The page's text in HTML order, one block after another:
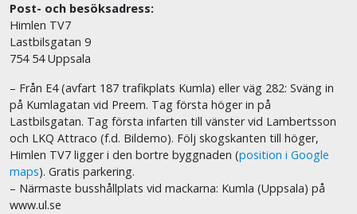
Post- och besöksadress:
Himlen TV7
Lastbilsgatan 9
754 54 Uppsala
– Från E4 (avfart 187 trafikplats Kumla) eller väg 282: Sväng in
på Kumlagatan vid Preem. Tag första höger in på
Lastbilsgatan. Tag första infarten till vänster vid Lambertsson
och LKQ Attraco (f.d. Bildemo). Följ skogskanten till höger,
Himlen TV7 ligger i den bortre byggnaden (position i Google
maps). Gratis parkering.
– Närmaste busshållplats vid mackarna: Kumla (Uppsala) på
www.ul.se